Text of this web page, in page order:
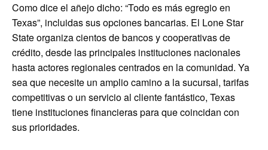
Como dice el añejo dicho: “Todo es más egregio en
Texas”, incluidas sus opciones bancarias. El Lone Star
State organiza cientos de bancos y cooperativas de
crédito, desde las principales instituciones nacionales
hasta actores regionales centrados en la comunidad. Ya
sea que necesite un amplio camino a la sucursal, tarifas
competitivas o un servicio al cliente fantástico, Texas
tiene instituciones financieras para que coincidan con
sus prioridades.